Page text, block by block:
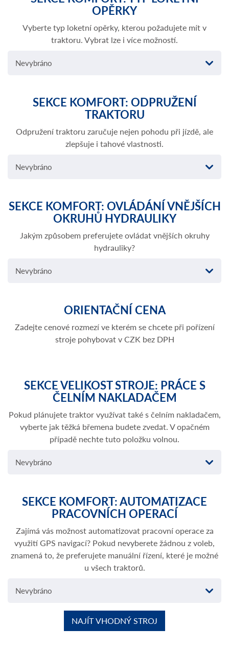
OPĚRKY
Vyberte typ loketní opěrky, kterou požadujete mít v
traktoru. Vybrat lze i více možností.
Nevybráno
SEKCE KOMFORT: ODPRUŽENÍ
TRAKTORU
Odpružení traktoru zaručuje nejen pohodu při jízdě, ale
zlepšuje i tahové vlastnosti.
Nevybráno
SEKCE KOMFORT: OVLÁDÁNÍ VNĚJŠÍCH
OKRUHŮ HYDRAULIKY
Jakým způsobem preferujete ovládat vnějších okruhy
hydrauliky?
Nevybráno
ORIENTAČNÍ CENA
Zadejte cenové rozmezí ve kterém se chcete při pořízení
stroje pohybovat v CZK bez DPH
SEKCE VELIKOST STROJE: PRÁCE S
ČELNÍM NAKLADAČEM
Pokud plánujete traktor využívat také s čelním nakladačem,
vyberte jak těžká břemena budete zvedat. V opačném
případě nechte tuto položku volnou.
Nevybráno
SEKCE KOMFORT: AUTOMATIZACE
PRACOVNÍCH OPERACÍ
Zajímá vás možnost automatizovat pracovní operace za
využití GPS navigací? Pokud nevyberete žádnou z voleb,
znamená to, že preferujete manuální řízení, které je možné
u všech traktorů.
Nevybráno